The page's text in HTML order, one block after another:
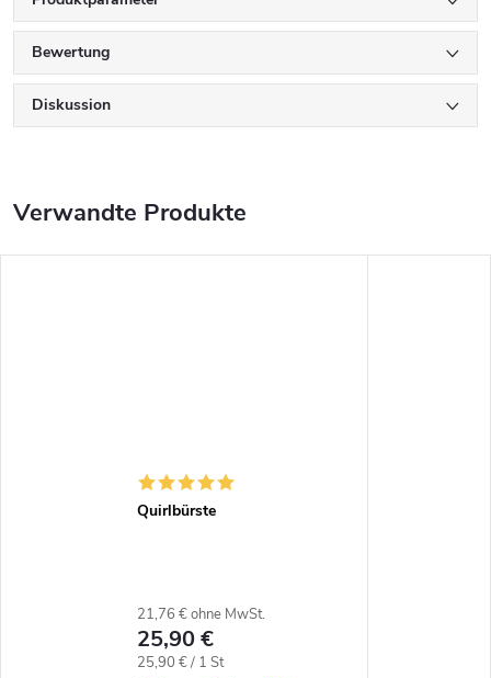
Bewertung
Diskussion
Verwandte Produkte
Quirlbürste
21,76 € ohne MwSt.
25,90 €
Verkaufspreis:
25,90 € / 1 St